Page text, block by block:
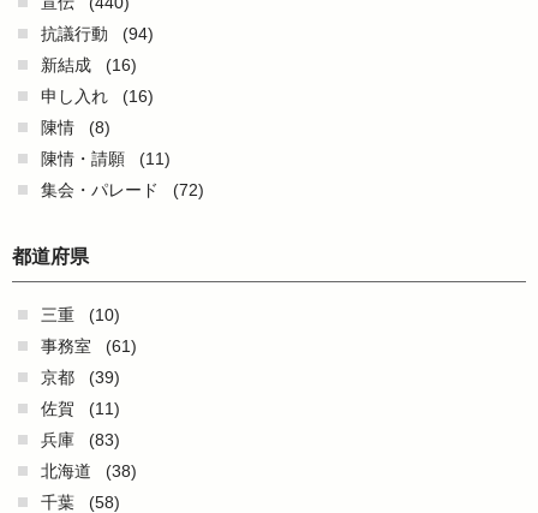
抗議行動
(94)
新結成
(16)
申し入れ
(16)
陳情
(8)
陳情・請願
(11)
集会・パレード
(72)
都道府県
三重
(10)
事務室
(61)
京都
(39)
佐賀
(11)
兵庫
(83)
北海道
(38)
千葉
(58)